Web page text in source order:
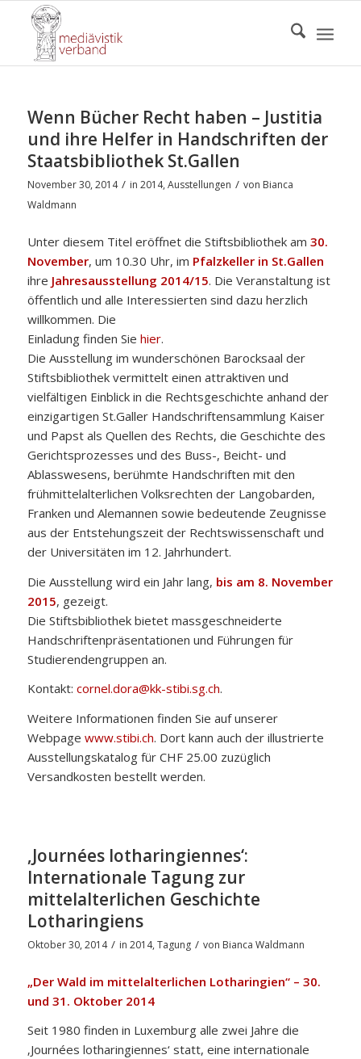
Wenn Bücher Recht haben – Justitia
und ihre Helfer in Handschriften der
Staatsbibliothek St.Gallen
November 30, 2014 / in 2014,Ausstellungen / von Bianca
Waldmann
Unter diesem Titel eröffnet die Stiftsbibliothek am 30.
November, um 10.30 Uhr, im Pfalzkeller in St.Gallen
ihre Jahresausstellung 2014/15. Die Veranstaltung ist
öffentlich und alle Interessierten sind dazu herzlich
willkommen. Die
Einladung finden Sie hier.
Die Ausstellung im wunderschönen Barocksaal der
Stiftsbibliothek vermittelt einen attraktiven und
vielfältigen Einblick in die Rechtsgeschichte anhand der
einzigartigen St.Galler Handschriftensammlung Kaiser
und Papst als Quellen des Rechts, die Geschichte des
Gerichtsprozesses und des Buss-, Beicht- und
Ablasswesens, berühmte Handschriften mit den
frühmittelalterlichen Volksrechten der Langobarden,
Franken und Alemannen sowie bedeutende Zeugnisse
aus der Entstehungszeit der Rechtswissenschaft und
der Universitäten im 12. Jahrhundert.
Die Ausstellung wird ein Jahr lang, bis am 8. November
2015, gezeigt.
Die Stiftsbibliothek bietet massgeschneiderte
Handschriftenpräsentationen und Führungen für
Studierendengruppen an.
Kontakt: cornel.dora@kk-stibi.sg.ch.
Weitere Informationen finden Sie auf unserer
Webpage www.stibi.ch. Dort kann auch der illustrierte
Ausstellungskatalog für CHF 25.00 zuzüglich
Versandkosten bestellt werden.
‚Journées lotharingiennes‘:
Internationale Tagung zur
mittelalterlichen Geschichte
Lotharingiens
Oktober 30, 2014 / in 2014,Tagung / von Bianca Waldmann
„Der Wald im mittelalterlichen Lotharingien“ – 30.
und 31. Oktober 2014
Seit 1980 finden in Luxemburg alle zwei Jahre die
‚Journées lotharingiennes‘ statt, eine internationale